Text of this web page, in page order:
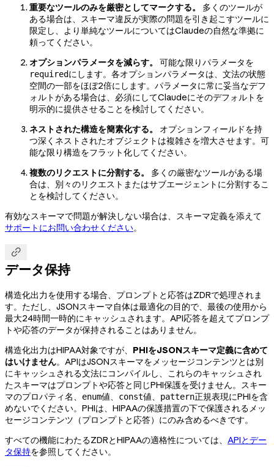
重要なツールのみを厳密としてマークする。
多くのツールが
ある場合は、スキーマ違反が実際の問題を引き起こすツールに
限定し、より単純なツールについてはClaudeの自然な準拠に
頼ってください。
オプションパラメータを減らす。
可能な限りパラメータを
requiredにします。各オプションパラメータは、文法の状態
空間の一部をほぼ2倍にします。パラメータに常に妥当なデフ
ォルトがある場合は、必須にしてClaudeにそのデフォルトを
明示的に提供させることを検討してください。
ネストされた構造を簡素化する。
オプションフィールドを持
つ深くネストされたオブジェクトは複雑さを増大させます。可
能な限り構造をフラット化してください。
複数のリクエストに分割する。
多くの厳密なツールがある場
合は、別々のリクエストまたはサブエージェントに分割するこ
とを検討してください。
有効なスキーマで問題が解決しない場合は、スキーマ定義を添えて
サポートにお問い合わせください。

データ保持
構造化出力を使用する場合、プロンプトと応答はZDRで処理されま
す。ただし、JSONスキーマ自体は最適化の目的で、最後の使用から
最大24時間一時的にキャッシュされます。API応答を超えてプロンプ
トや応答のデータが保持されることはありません。
構造化出力はHIPAA対象ですが、 PHIをJSONスキーマ定義に含めて
はいけません。APIはJSONスキーマをメッセージコンテンツとは別
にキャッシュされる文法にコンパイルし、これらのキャッシュされ
たスキーマはプロンプトや応答と同じPHI保護を受けません。スキー
マのプロパティ名、
enum値、 const値、 pattern正規表現にPHIを含
めないでください。PHIは、HIPAAの保護措置の下で保護されるメッ
セージコンテンツ（プロンプトと応答）にのみ含めるべきです。
すべての機能にわたるZDRとHIPAAの適格性については、 APIとデー
タ保持を参照してください。